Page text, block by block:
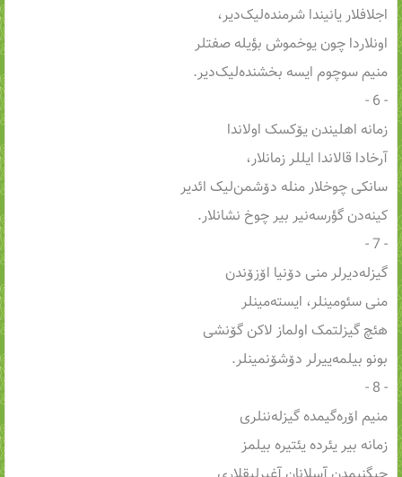
اجلافلار یانیندا شرمنده‌لیک‌دیر،
اونلاردا چون یوخموش بؤیله صفتلر
منیم سوچوم ایسه بخشنده‌لیک‌دیر.
- 6 -
زمانه اهلیندن یۆکسک اولاندا
آرخادا قالاندا ایللر زمانلار،
سانکی چوخلار منله دۆشمن‌لیک ائدیر
کینه‌دن گؤرسه‌نیر بیر چوخ نشانلار.
- 7 -
گیزله‌دیرلر منی دۆنیا اۆزۆندن
منی سئومینلر، ایسته‌مینلر
هئچ گیزلتمک اولماز لاکن گۆنشی
بونو بیلمه‌ییرلر دۆشۆنمینلر.
- 8 -
منیم اۆره‌گیمده گیزله‌ننلری
زمانه بیر یئرده یئتیره بیلمز